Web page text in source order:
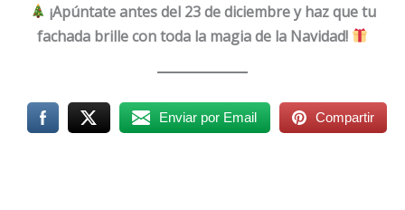
¡Apúntate antes del 23 de diciembre y haz que tu
fachada brille con toda la magia de la Navidad!
Enviar por Email Compartir